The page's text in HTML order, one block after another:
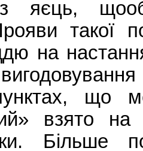
яєць,
такої
на
що
взято на
Більше